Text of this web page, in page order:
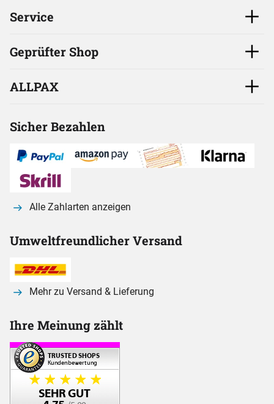
Service
Geprüfter Shop
ALLPAX
Sicher Bezahlen
Alle Zahlarten anzeigen
Umweltfreundlicher Versand
Mehr zu Versand & Lieferung
Ihre Meinung zählt